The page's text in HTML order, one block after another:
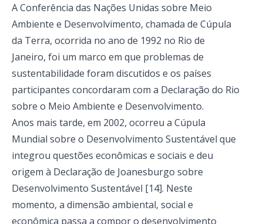
A Conferência das Nações Unidas sobre Meio
Ambiente e Desenvolvimento, chamada de Cúpula
da Terra, ocorrida no ano de 1992 no Rio de
Janeiro, foi um marco em que problemas de
sustentabilidade foram discutidos e os países
participantes concordaram com a Declaração do Rio
sobre o Meio Ambiente e Desenvolvimento.
Anos mais tarde, em 2002, ocorreu a Cúpula
Mundial sobre o Desenvolvimento Sustentável que
integrou questões econômicas e sociais e deu
origem à Declaração de Joanesburgo sobre
Desenvolvimento Sustentável [14]. Neste
momento, a dimensão ambiental, social e
econômica passa a compor o desenvolvimento